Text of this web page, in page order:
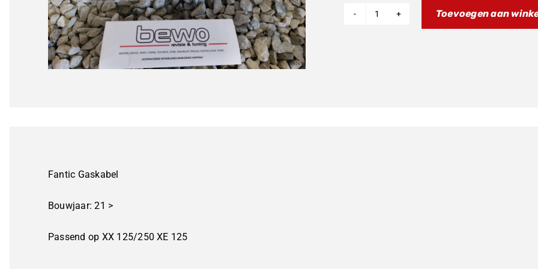
Toevoegen aan
Fantic Gaskabel
Bouwjaar: 21 >
Passend op XX 125/250 XE 125